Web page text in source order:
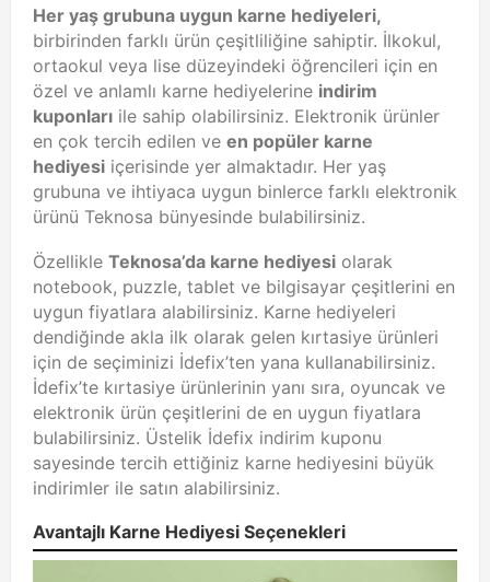
Her yaş grubuna uygun karne hediyeleri,
birbirinden farklı ürün çeşitliliğine sahiptir. İlkokul,
ortaokul veya lise düzeyindeki öğrencileri için en
özel ve anlamlı karne hediyelerine indirim
kuponları ile sahip olabilirsiniz. Elektronik ürünler
en çok tercih edilen ve en popüler karne
hediyesi içerisinde yer almaktadır. Her yaş
grubuna ve ihtiyaca uygun binlerce farklı elektronik
ürünü Teknosa bünyesinde bulabilirsiniz.
Özellikle Teknosa’da karne hediyesi olarak
notebook, puzzle, tablet ve bilgisayar çeşitlerini en
uygun fiyatlara alabilirsiniz. Karne hediyeleri
dendiğinde akla ilk olarak gelen kırtasiye ürünleri
için de seçiminizi İdefix’ten yana kullanabilirsiniz.
İdefix’te kırtasiye ürünlerinin yanı sıra, oyuncak ve
elektronik ürün çeşitlerini de en uygun fiyatlara
bulabilirsiniz. Üstelik İdefix indirim kuponu
sayesinde tercih ettiğiniz karne hediyesini büyük
indirimler ile satın alabilirsiniz.
Avantajlı Karne Hediyesi Seçenekleri